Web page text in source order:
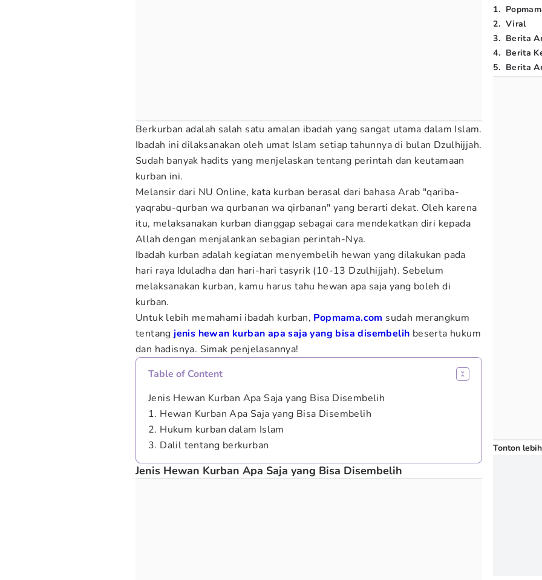
Berkurban adalah salah satu amalan ibadah yang sangat utama dalam Islam.
Ibadah ini dilaksanakan oleh umat Islam setiap tahunnya di bulan Dzulhijjah.
Sudah banyak hadits yang menjelaskan tentang perintah dan keutamaan
kurban ini.
Melansir dari NU Online, kata kurban berasal dari bahasa Arab "qariba-
yaqrabu-qurban wa qurbanan wa qirbanan" yang berarti dekat. Oleh karena
itu, melaksanakan kurban dianggap sebagai cara mendekatkan diri kepada
Allah dengan menjalankan sebagian perintah-Nya.
Ibadah kurban adalah kegiatan menyembelih hewan yang dilakukan pada
hari raya Iduladha dan hari-hari tasyrik (10-13 Dzulhijjah). Sebelum
melaksanakan kurban, kamu harus tahu hewan apa saja yang boleh di
kurban.
Untuk lebih memahami ibadah kurban, Popmama.com sudah merangkum
tentang jenis hewan kurban apa saja yang bisa disembelih beserta hukum
dan hadisnya. Simak penjelasannya!
Table of Content
Jenis Hewan Kurban Apa Saja yang Bisa Disembelih
1. Hewan Kurban Apa Saja yang Bisa Disembelih
2. Hukum kurban dalam Islam
3. Dalil tentang berkurban
Jenis Hewan Kurban Apa Saja yang Bisa Disembelih
1.
2. Viral
3. Berita
4. Berita
5. Berita
Tonton